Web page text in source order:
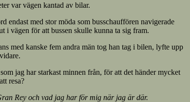
var vägen kantad av bilar.
endast med stor möda som busschauffören navigerade
i vägen för att bussen skulle kunna ta sig fram.
med kanske fem andra män tog han tag i bilen, lyfte upp
jag har starkast minnen från, för att det händer mycket
resa?
Rey och vad jag har för mig när jag är där.